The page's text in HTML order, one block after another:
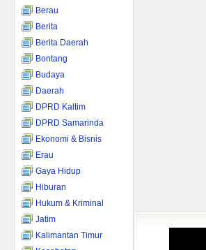
Berau
Berita
Berita Daerah
Bontang
Budaya
Daerah
DPRD Kaltim
DPRD Samarinda
Ekonomi & Bisnis
Erau
Gaya Hidup
Hiburan
Hukum & Kriminal
Jatim
Kalimantan Timur